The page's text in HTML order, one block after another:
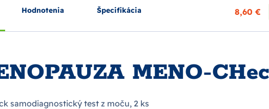
Hodnotenia Špecifikácia 8,60 €
MENO-
samodiagnostický test z moču, 2 ks